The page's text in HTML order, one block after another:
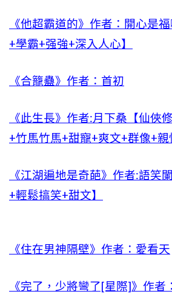
《他超霸道的》作者：開心是
+學霸+强強+深入人心】
《合籠蠱》作者：首初
《此生長》作者:月下桑【仙俠
+竹馬竹馬+甜寵+爽文+群像+親
《江湖遍地是奇葩》作者:語笑
+輕鬆搞笑+甜文】
《住在男神隔壁》作者：愛看天
《完了，少將彎了[星際]》作者